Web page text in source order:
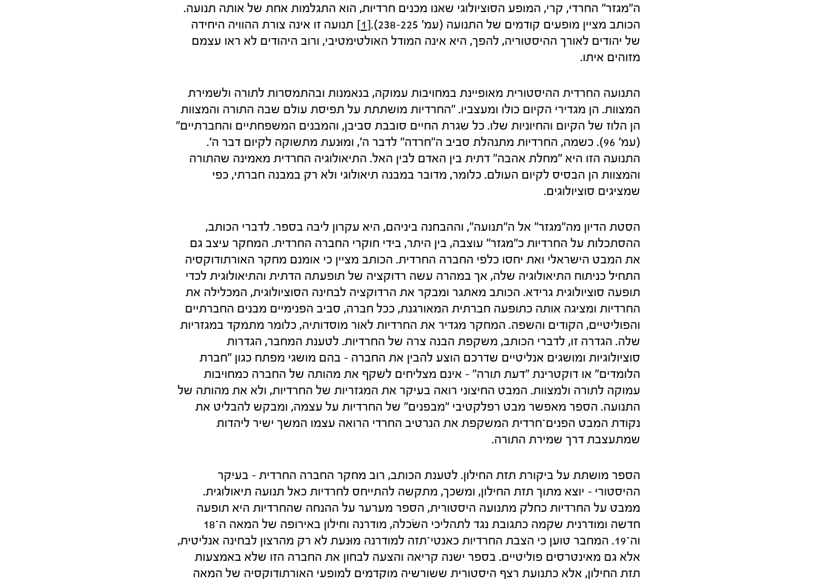
ה"מגזר" החרדי, קרי, המופע הסוציולוגי שאנו מכנים חרדיות, הוא התגלמות אחת של אותה תנועה.
הכותב מציין מופעים קודמים של התנועה (עמ' 225–238).
[1]
תנועה זו אינה צורת ההוויה היחידה
של יהודים לאורך ההיסטוריה, להפך, היא אינה המודל האולטימטיבי, ורוב היהודים לא ראו עצמם
מזוהים איתו.
התנועה החרדית ההיסטורית מאופיינת במחויבות עמוקה, בנאמנות ובהתמסרות לתורה ולשמירת
המצוות. הן מגדירי הקיום כולו ומעצביו. "החרדיות מושתתת על תפיסת עולם שבה התורה והמצוות
הן הלוז של הקיום והחיוניות שלו. כל שגרת החיים סובבת סביבן, והמבנים המשפחתיים והחברתיים"
(עמ' 96). כשמה, החרדיות מתנהלת סביב ה"חרדה" לדבר ה', ומוּנעת מתשוקה לקיום דבר ה'.
התנועה הזו היא "מחלת אהבה" דתית בין האדם לבין האל. התיאולוגיה החרדית מאמינה שהתורה
והמצוות הן הבסיס לקיום העולם. כלומר, מדובר במבנה תיאולוגי ולא רק במבנה חברתי, כפי
שמציגים סוציולוגים.
הסטת הדיון מה"מגזר" אל ה"תנועה", וההבחנה ביניהם, היא עקרון ליבה בספר. לדברי הכותב,
ההסתכלות על החרדיות כ"מגזר" עוצבה, בין היתר, בידי חוקרי החברה החרדית. המחקר עיצב גם
את המבט הישראלי ואת יחסו כלפי החברה החרדית. הכותב מציין כי אומנם מחקר האורתודוקסיה
התחיל כניתוח התיאולוגיה שלה, אך במהרה עשה רדוקציה של תופעתה הדתית והתיאולוגית לכדי
תופעה סוציולוגית גרידא. הכותב מאתגר ומבקר את הרדוקציה לבחינה הסוציולוגית, המכלילה את
החרדיות ומציגה אותה כתופעה חברתית המאורגנת, ככל חברה, סביב הפנימיים מבנים החברתיים
והפוליטיים, הקודים והשפה. המחקר מגדיר את החרדיות לאור מוסדותיה, כלומר מתמקד במגזריות
שלה. הגדרה זו, לדברי הכותב, משקפת הבנה צרה של החרדיות. לטענת המחבר, הגדרות
סוציולוגיות ומושגים אנליטיים שדרכם הוצע להבין את החברה – בהם מושגי מפתח כגון "חברת
הלומדים" או דוקטרינת "דעת תורה" – אינם מצליחים לשקף את מהותה של החברה כמחויבות
עמוקה לתורה ולמצוות. המבט החיצוני רואה בעיקר את המגזריות של החרדיות, ולא את מהותה של
התנועה. הספר מאפשר מבט רפלקטיבי "מבפנים" של החרדיות על עצמה, ומבקש להבליט את
נקודת המבט הפנים־חרדית המשקפת את הנרטיב החרדי הרואה עצמו המשך ישיר ליהדות
שמתעצבת דרך שמירת התורה.
הספר מושתת על ביקורת תזת החילון. לטענת הכותב, רוב מחקר החברה החרדית – בעיקר
ההיסטורי – יוצא מתוך תזת החילון, ומשכך, מתקשה להתייחס לחרדיות כאל תנועה תיאולוגית.
ממבט על החרדיות כחלק מתנועה היסטורית, הספר מערער על ההנחה שהחרדיות היא תופעה
חדשה ומודרנית שקמה כתגובת נגד לתהליכי השׂכלה, מודרנה וחילון באירופה של המאה ה־18
וה־19. המחבר טוען כי הצבת החרדיות כאנטי־תזה למודרנה מוּנעת לא רק מהרצון לבחינה אנליטית,
אלא גם מאינטרסים פוליטיים. בספר ישנה קריאה והצעה לבחון את החברה הזו שלא באמצעות
תזת החילון, אלא כתנועת רצף היסטורית ששורשיה מוקדמים למופעי האורתודוקסיה של המאה